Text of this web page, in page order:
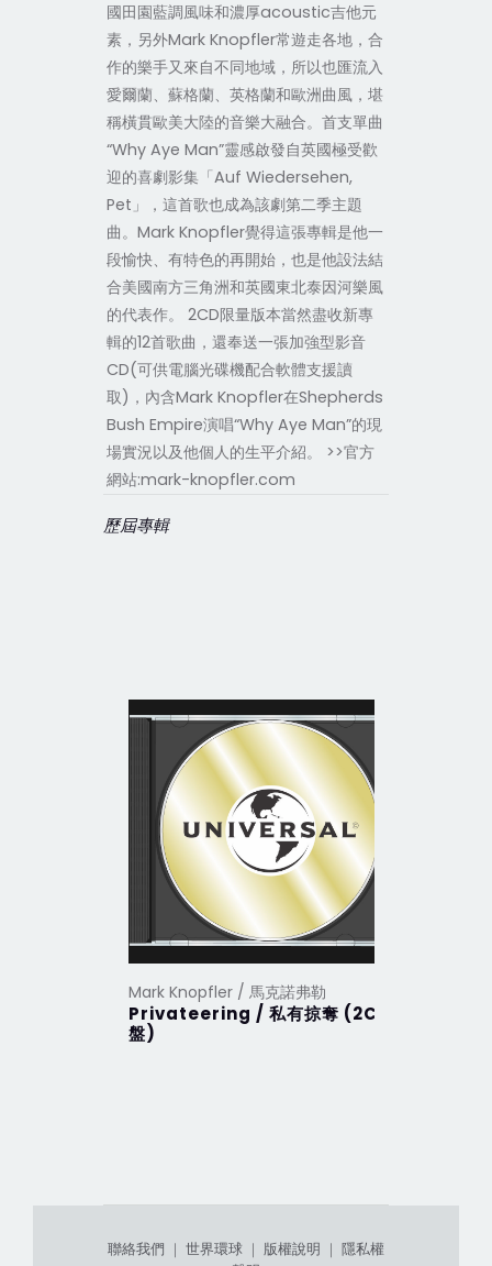
國田園藍調風味和濃厚acoustic吉他元
素，另外Mark Knopfler常遊走各地，合
作的樂手又來自不同地域，所以也匯流入
愛爾蘭、蘇格蘭、英格蘭和歐洲曲風，堪
稱橫貫歐美大陸的音樂大融合。首支單曲
“Why Aye Man”靈感啟發自英國極受歡
迎的喜劇影集「Auf Wiedersehen,
Pet」，這首歌也成為該劇第二季主題
曲。Mark Knopfler覺得這張專輯是他一
段愉快、有特色的再開始，也是他設法結
合美國南方三角洲和英國東北泰因河樂風
的代表作。 2CD限量版本當然盡收新專
輯的12首歌曲，還奉送一張加強型影音
CD(可供電腦光碟機配合軟體支援讀
取)，內含Mark Knopfler在Shepherds
Bush Empire演唱“Why Aye Man”的現
場實況以及他個人的生平介紹。 >>官方
網站:mark-knopfler.com
歷屆專輯
Mark Knopfler / 馬克諾弗勒
Privateering / 私有掠奪 (2CD
盤)
聯絡我們 ｜ 世界環球 ｜ 版權說明 ｜ 隱私權